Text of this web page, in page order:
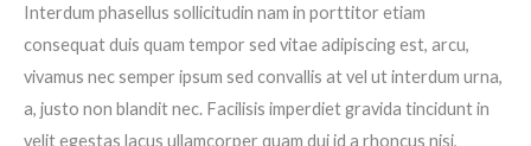
Interdum phasellus sollicitudin nam in porttitor etiam
consequat duis quam tempor sed vitae adipiscing est, arcu,
vivamus nec semper ipsum sed convallis at vel ut interdum urna,
a, justo non blandit nec. Facilisis imperdiet gravida tincidunt in
velit egestas lacus ullamcorper quam dui id a rhoncus nisi,